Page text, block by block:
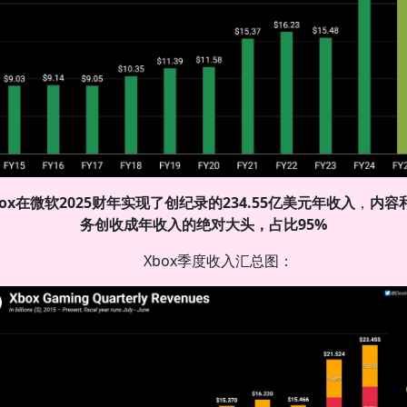
在微软2025财年实现了创纪录的234.55亿美元年收入 ， 内容
务创收成年收入的绝对大头，占比95%
Xbox季度收入汇总图：